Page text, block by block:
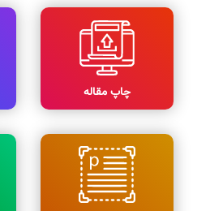
چاپ مقاله